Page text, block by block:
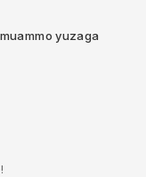
yuzaga